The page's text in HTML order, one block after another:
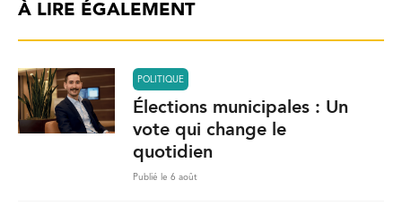
À LIRE ÉGALEMENT
POLITIQUE
Élections municipales : Un
vote qui change le
quotidien
Publié le 6 août